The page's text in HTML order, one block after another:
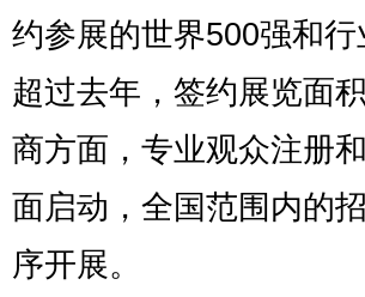
约参展的世界500强和
超过去年，签约展览面
商方面，专业观众注册
面启动，全国范围内的
序开展。